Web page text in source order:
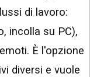
di lavoro:
incolla su PC),
È l'opzione
diversi e vuole